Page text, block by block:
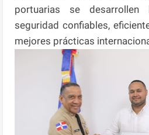
portuarias se desarrollen
seguridad confiables,
mejores prácticas